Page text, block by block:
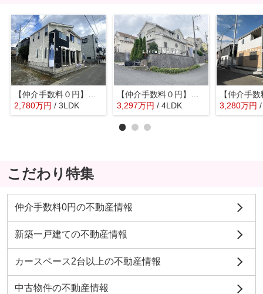
【仲介手数料０円】平塚市田村5丁目 中古一戸建て
2,780万円 / 3LDK
【仲介手数料０円】平塚市めぐみが丘2丁目 中古一戸建て
3,297万円 / 4LDK 3,280万円
こだわり特集
仲介手数料0円の不動産情報
新築一戸建ての不動産情報
カースペース2台以上の不動産情報
中古物件の不動産情報